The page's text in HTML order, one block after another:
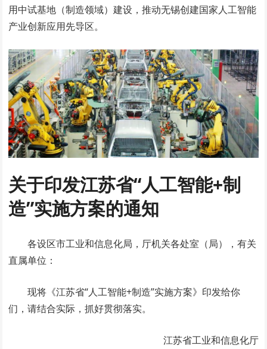
用中试基地（制造领域）建设，推动无锡创建国家人工智能
产业创新应用先导区。
关于印发江苏省“人工智能+制
造”实施方案的通知
各设区市工业和信息化局，厅机关各处室（局），有关
直属单位：
现将《江苏省“人工智能+制造”实施方案》印发给你
们，请结合实际，抓好贯彻落实。
江苏省工业和信息化厅